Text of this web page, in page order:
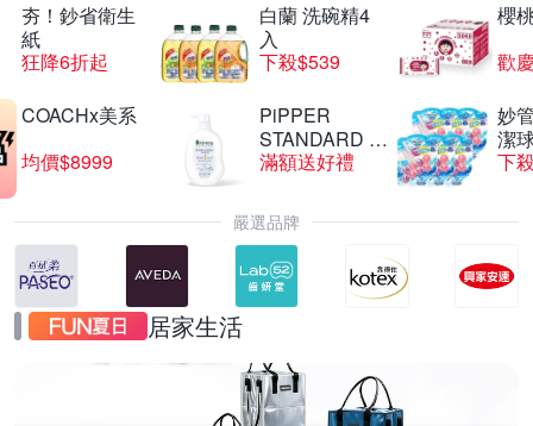
夯！鈔省衛生
紙
狂降6折起
白蘭 洗碗精4
入
下殺$539
櫻
歡
COACHx美系
均價$8999
PiPPER
STANDARD 沛
柏
滿額送好禮
妙
潔
下
嚴選品牌
居家生活